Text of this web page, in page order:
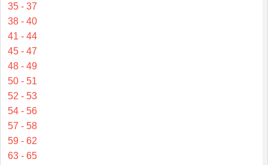
35 - 37
38 - 40
41 - 44
45 - 47
48 - 49
50 - 51
52 - 53
54 - 56
57 - 58
59 - 62
63 - 65